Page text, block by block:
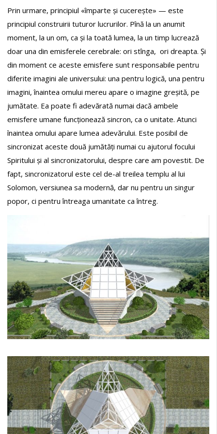
Prin urmare, principiul «împarte și cucerește» — este
principiul construirii tuturor lucrurilor. Pînă la un anumit
moment, la un om, ca și la toată lumea, la un timp lucrează
doar una din emisferele cerebrale: ori stînga, ori dreapta. Și
din moment ce aceste emisfere sunt responsabile pentru
diferite imagini ale universului: una pentru logică, una pentru
imagini, înaintea omului mereu apare o imagine greșită, pe
jumătate. Ea poate fi adevărată numai dacă ambele
emisfere umane funcționează sincron, ca o unitate. Atunci
înaintea omului apare lumea adevărului. Este posibil de
sincronizat aceste două jumătăți numai cu ajutorul focului
Spiritului și al sincronizatorului, despre care am povestit. De
fapt, sincronizatorul este cel de-al treilea templu al lui
Solomon, versiunea sa modernă, dar nu pentru un singur
popor, ci pentru întreaga umanitate ca întreg.